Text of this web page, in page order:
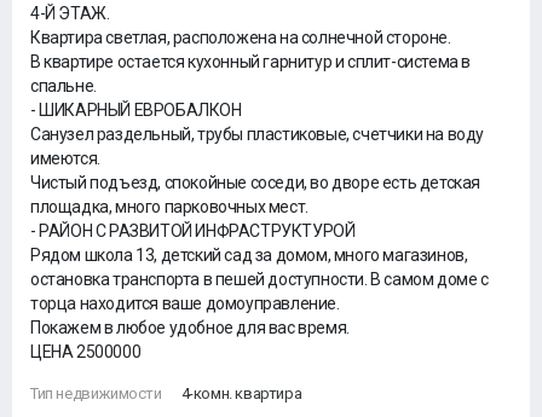
4-Й ЭТАЖ.
Квартира светлая, расположена на солнечной стороне.
В квартире остается кухонный гарнитур и сплит-система в
спальне.
- ШИКАРНЫЙ ЕВРОБАЛКОН
Санузел раздельный, трубы пластиковые, счетчики на воду
имеются.
Чистый подъезд, спокойные соседи, во дворе есть детская
площадка, много парковочных мест.
- РАЙОН С РАЗВИТОЙ ИНФРАСТРУКТУРОЙ
Рядом школа 13, детский сад за домом, много магазинов,
остановка транспорта в пешей доступности. В самом доме с
торца находится ваше домоуправление.
Покажем в любое удобное для вас время.
ЦЕНА 2500000
Тип недвижимости
4-комн. квартира